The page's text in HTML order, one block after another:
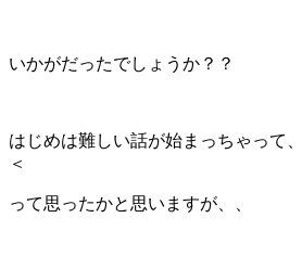
いかがだったでしょうか？？
はじめは難しい話が始まっちゃって
＜
って思ったかと思いますが、、